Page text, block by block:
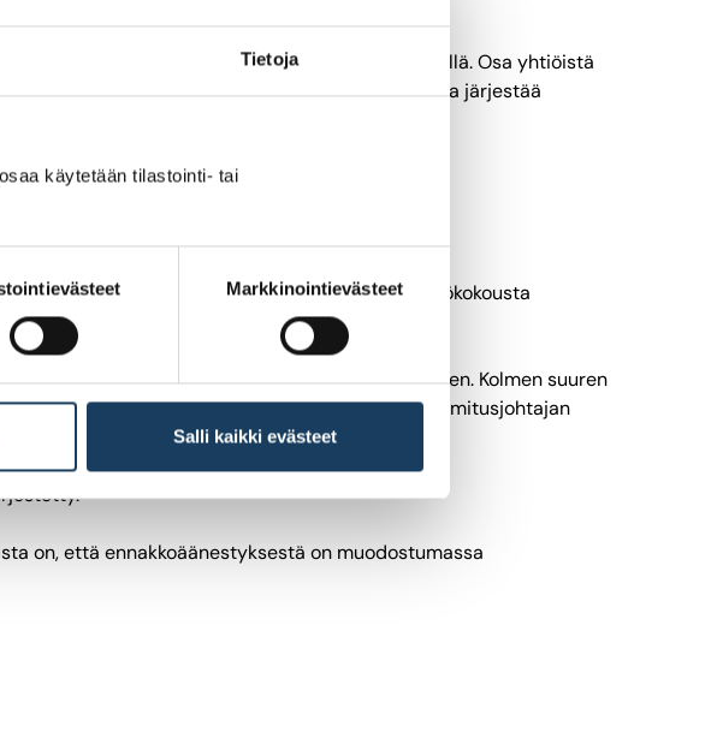
Tietoja
käytetään tilastointi- tai
Markkinointievästeet
Salli kaikki evästeet
osallistumismahdollisuutta etänä tai paikan päällä. Osa yhtiöistä
ennakkoäänestyksellä oli tavanomaisin tapa järjestää
prosenttia tarjosi ennakkoäänestämistä.
yleistyminen.
oli täydennetty mahdollisuudella seurata yhtiökokousta
mahdollisuuden videolähetyksen seuraamiseen. Kolmen suuren
lisäsi jälkikäteen verkkosivuilleen tallenteen toimitusjohtajan
on, että ennakkoäänestyksestä on muodostumassa